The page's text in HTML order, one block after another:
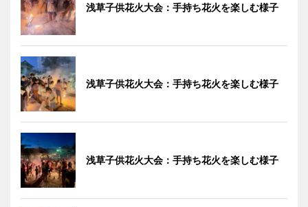
浅草子供花火大会：手持ち花火を楽しむ様子
浅草子供花火大会：手持ち花火を楽しむ様子
浅草子供花火大会：手持ち花火を楽しむ様子